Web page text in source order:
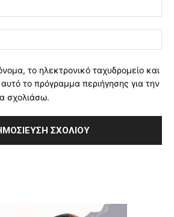
το ηλεκτρονικό ταχυδρομείο και
το πρόγραμμα περιήγησης για την
σχολιάσω.